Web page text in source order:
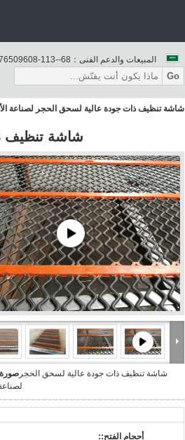
المبيعات والدعم الفنى： 311-80690567
Go
شاشة تنظيف ذات جودة عالية لسحق الحجر لصناعة
شاشة تنظيف
صورة شاشة تنظيف ذات جودة عالية لسحق الحجر
أحجام الفتح::